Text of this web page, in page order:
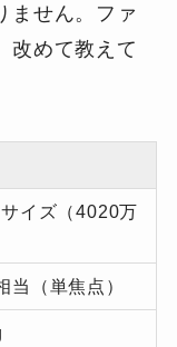
ません。ファ
改めて教えて
イズ（4020万
当（単焦点）